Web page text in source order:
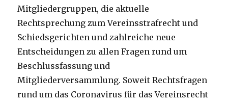
Mitgliedergruppen, die aktuelle
Rechtsprechung zum Vereinsstrafrecht und
Schiedsgerichten und zahlreiche neue
Entscheidungen zu allen Fragen rund um
Beschlussfassung und
Mitgliederversammlung. Soweit Rechtsfragen
rund um das Coronavirus für das Vereinsrecht